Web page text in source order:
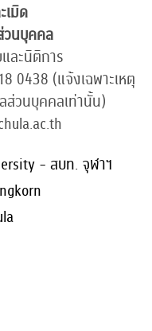
เมิด
วนบุคคล
ละนิติการ
0438 (แจ้งเฉพาะเหตุ
ส่วนบุคคลเท่านั้น)
- สบท. จุฬาฯ